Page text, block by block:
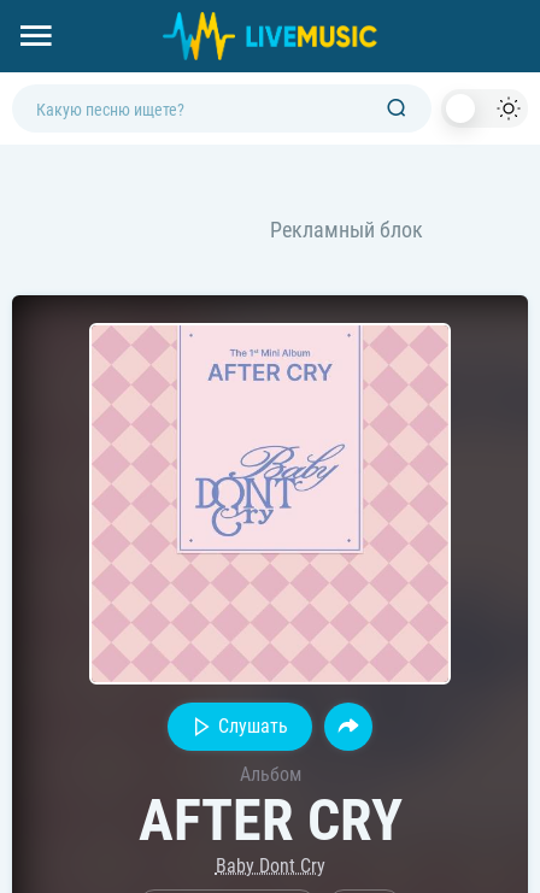
Слушать
Альбом
AFTER CRY
Baby Dont Cry